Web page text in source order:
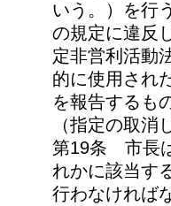
いう。）を行
の規定に違反
定非営利活動
的に使用され
を報告するも
（指定の取
第19条 市長
れかに該当す
行わなければ